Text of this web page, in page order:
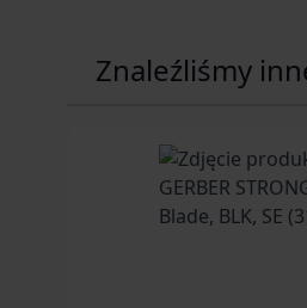
Znaleźliśmy